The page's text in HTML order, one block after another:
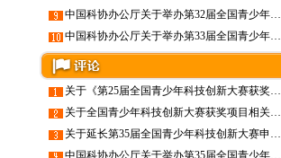
中国科协办公厅关于举办第32届全国青少年科技创新大赛的通知
中国科协办公厅关于举办第33届全国青少年科技创新大赛的通知
关于《第25届全国青少年科技创新大赛获奖作品集》发放和订购通知
关于全国青少年科技创新大赛获奖项目相关情况的声明
关于延长第35届全国青少年科技创新大赛申报时间的公告
中国科协办公厅关于举办第35届全国青少年科技创新大赛的通知